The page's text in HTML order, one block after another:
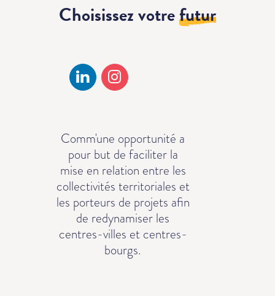
Choisissez votrefutur
Comm'une opportunité a
pour but de faciliter la
mise en relation entre les
collectivités territoriales et
les porteurs de projets afin
de redynamiser les
centres-villes et centres-
bourgs.